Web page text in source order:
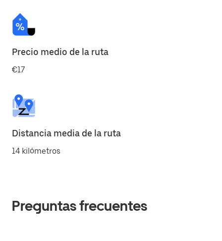
Precio medio de la ruta
€17
Distancia media de la ruta
14 kilómetros
Preguntas frecuentes